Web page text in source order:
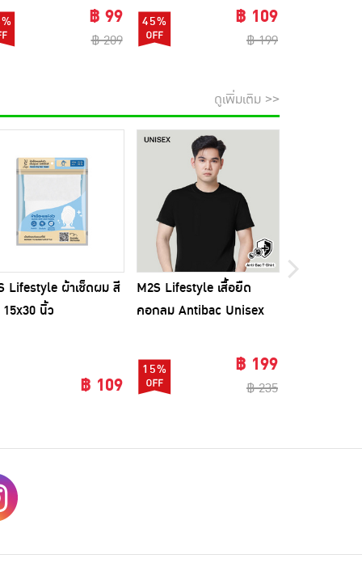
฿ 99
฿ 209
45% ฿ 109
฿ 199
ดูเพิ่มเติม >>
Lifestyle ผ้าเช็ดผม สี
15x30 นิ้ว
฿ 109
M2S Lifestyle เสื้อยืด
คอกลม Antibac Unisex
15% ฿ 199
฿ 235